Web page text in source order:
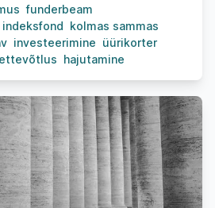
funderbeam
indeksfond kolmas sammas
investeerimine üürikorter
ettevõtlus hajutamine